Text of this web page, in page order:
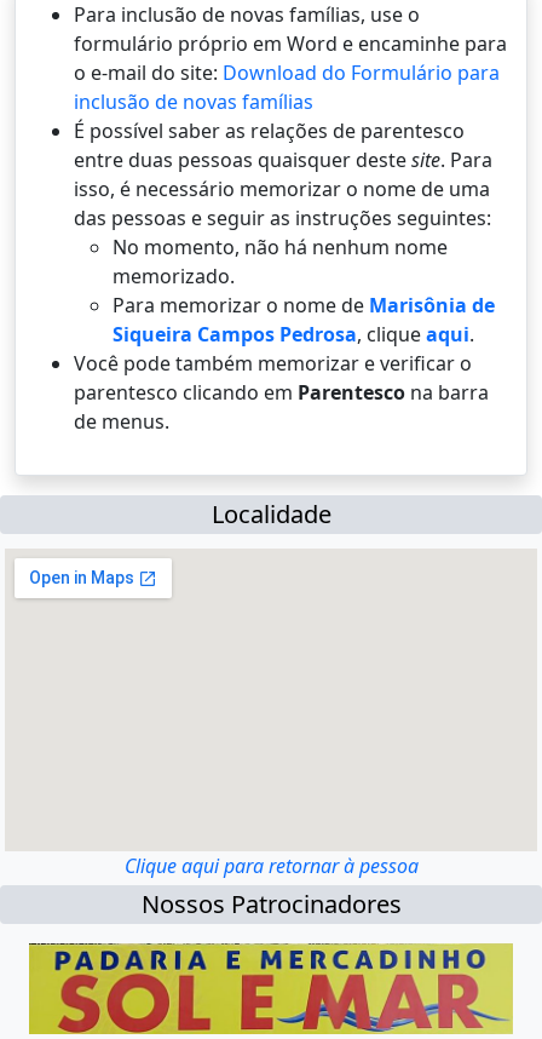
Para inclusão de novas famílias, use o
formulário próprio em Word e encaminhe para
o e-mail do site: Download do Formulário para
inclusão de novas famílias
É possí­vel saber as relações de parentesco
entre duas pessoas quaisquer destesite. Para
isso, é necessário memorizar o nome de uma
das pessoas e seguir as instruções seguintes:
No momento, não há nenhum nome
memorizado.
Para memorizar o nome de Marisônia de
Siqueira Campos Pedrosa, cliqueaqui.
Você pode também memorizar e verificar o
parentesco clicando em Parentesco na barra
de menus.
Localidade
Clique aqui para retornar à pessoa
Nossos Patrocinadores